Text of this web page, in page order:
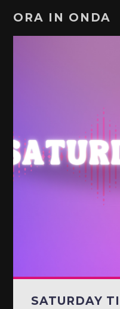
ORA IN ONDA
SATURDAY